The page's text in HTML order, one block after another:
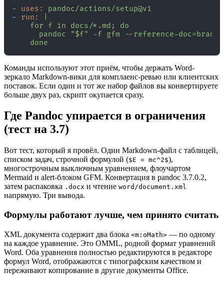
- uses:
pandoc/actions/setup@v1
-
run:
    for f in docs/*.md; do
pandoc "$f" -f gfm --reference-
Команды используют этот приём, чтобы держать Word-
зеркало Markdown-вики для комплаенс-ревью или клиентских
поставок. Если один и тот же набор файлов вы конвертируете
больше двух раз, скрипт окупается сразу.
Где Pandoc упирается в ограничения
(тест на 3.7)
Вот тест, который я провёл. Один Markdown-файл с таблицей,
списком задач, строчной формулой ($E = mc^2$),
многострочным выключным уравнением, флоучартом
Mermaid и alert-блоком GFM. Конвертация в pandoc 3.7.0.2,
затем распаковка .docx и чтение word/document.xml
напрямую. Три вывода.
Формулы работают лучше, чем принято считать
XML документа содержит два блока <m:oMath> — по одному
на каждое уравнение. Это OMML, родной формат уравнений
Word. Оба уравнения полностью редактируются в редакторе
формул Word, отображаются с типографским качеством и
переживают копирование в другие документы Office.